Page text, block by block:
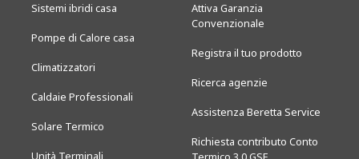
Sistemi ibridi casa
Pompe di Calore casa
Climatizzatori
Caldaie Professionali
Solare Termico
Unità Terminali
Attiva Garanzia
Convenzionale
Registra il tuo prodotto
Ricerca agenzie
Assistenza Beretta Service
Richiesta contributo Conto